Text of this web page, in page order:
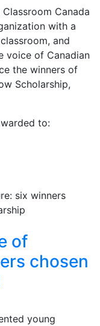
Canada
with a
and
voice of Canadian
the winners of
Scholarship,
to:
of
chosen
young